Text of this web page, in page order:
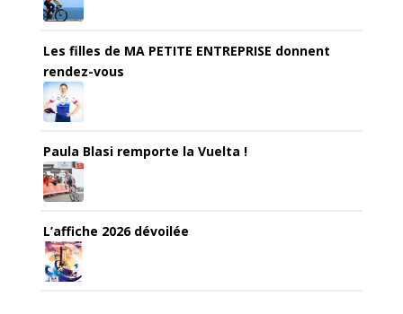
Les filles de MA PETITE ENTREPRISE donnent
rendez-vous
Paula Blasi remporte la Vuelta !
L’affiche 2026 dévoilée